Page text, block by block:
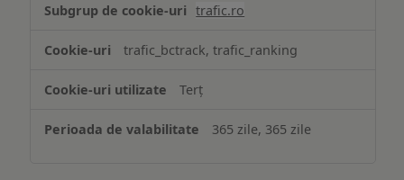
trafic.ro
trafic_bctrack, trafic_ranking
Terț
365 zile, 365 zile